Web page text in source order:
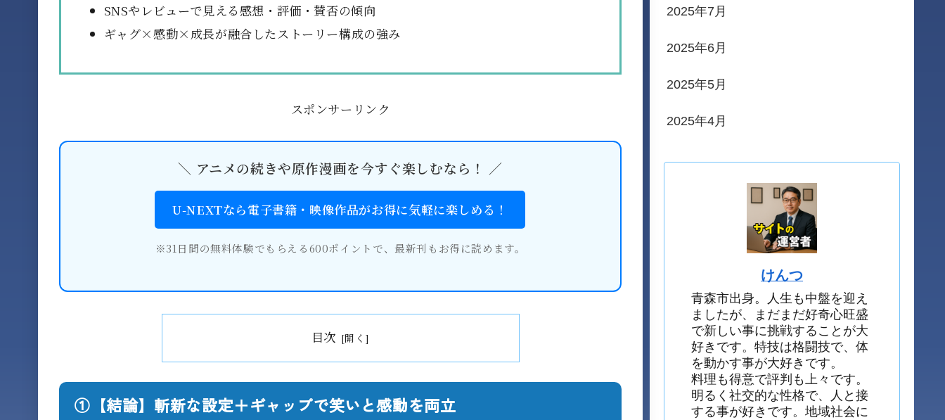
SNSやレビューで見える感想・評価・賛否の傾向
ギャグ×感動×成長が融合したストーリー構成の強み
スポンサーリンク
＼ アニメの続きや原作漫画を今すぐ楽しむなら！ ／
U-NEXTなら電子書籍・映像作品がお得に気軽に楽しめる！
※31日間の無料体験でもらえる600ポイントで、最新刊もお得に読めます。
目次
①【結論】斬新な設定＋ギャップで笑いと感動を両立
2025年7月
2025年6月
2025年5月
2025年4月
けんつ
青森市出身。人生も中盤を迎え
ましたが、まだまだ好奇心旺盛
で新しい事に挑戦することが大
好きです。特技は格闘技で、体
を動かす事が大好きです。
料理も得意で評判も上々です。
明るく社交的な性格で、人と接
する事が好きです。地域社会に